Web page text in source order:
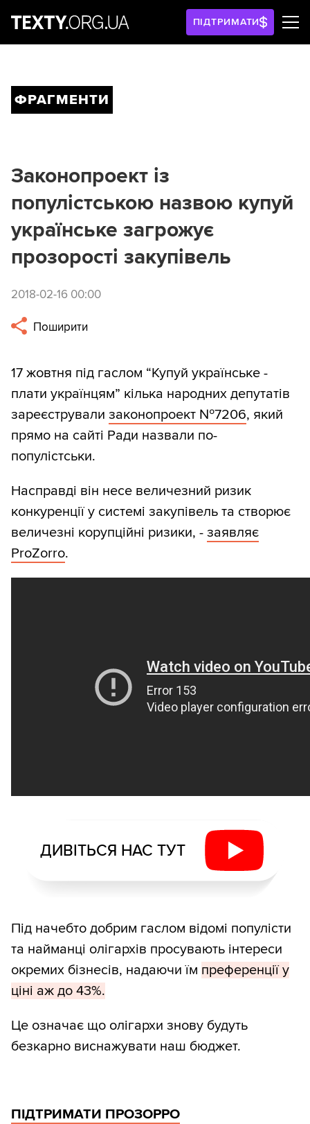
ПІДТРИМАТИ
ФРАГМЕНТИ
Законопроект із
популістською назвою купуй
українське загрожує
прозорості закупівель
2018-02-16 00:00
Поширити
17 жовтня під гаслом “Купуй українське -
плати українцям” кілька народних депутатів
зареєстрували законопроект №7206, який
прямо на сайті Ради назвали по-
популістськи.
Насправді він несе величезний ризик
конкуренції у системі закупівель та створює
величезні корупційні ризики, - заявляє
ProZorro.
ДИВІТЬСЯ НАС ТУТ
Під начебто добрим гаслом відомі популісти
та найманці олігархів просувають інтереси
окремих бізнесів, надаючи їм преференції у
ціні аж до 43%.
Це означає що олігархи знову будуть
безкарно виснажувати наш бюджет.
ПІДТРИМАТИ ПРОЗОРРО